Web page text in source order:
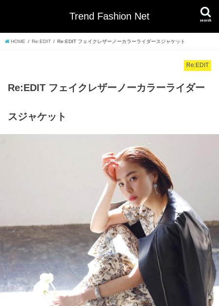
Trend Fashion Net search
HOME Re:EDIT Re:EDIT フェイクレザーノーカラーライダースジャケット
Re:EDIT
Re:EDIT フェイクレザーノーカラーライダー
スジャケット